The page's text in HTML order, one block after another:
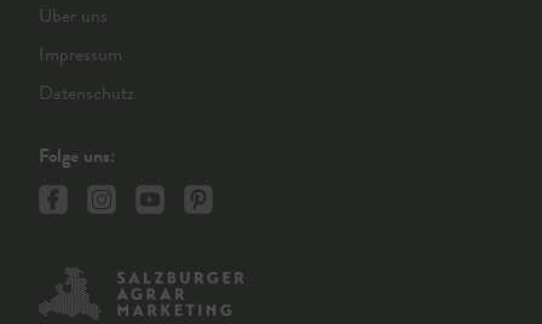
Über uns
Impressum
Datenschutz
Folge uns: